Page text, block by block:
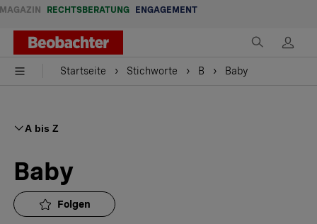
MAGAZIN RECHTSBERATUNG ENGAGEMENT
Startseite Stichworte B Baby
A bis Z
Baby
Folgen